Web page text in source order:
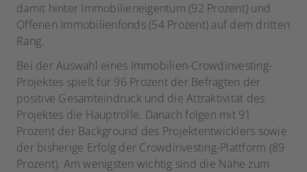
damit hinter Immobilieneigentum (92 Prozent) und
Offenen Immobilienfonds (54 Prozent) auf dem dritten
Rang.
Bei der Auswahl eines Immobilien-Crowdinvesting-
Projektes spielt für 96 Prozent der Befragten der
positive Gesamteindruck und die Attraktivität des
Projektes die Hauptrolle. Danach folgen mit 91
Prozent der Background des Projektentwicklers sowie
der bisherige Erfolg der Crowdinvesting-Plattform (89
Prozent). Am wenigsten wichtig sind die Nähe zum